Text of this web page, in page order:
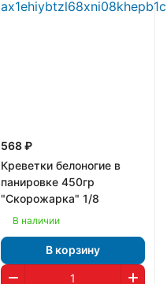
568 ₽
Креветки белоногие в
панировке 450гр
"Скорожарка" 1/8
В наличии
В корзину